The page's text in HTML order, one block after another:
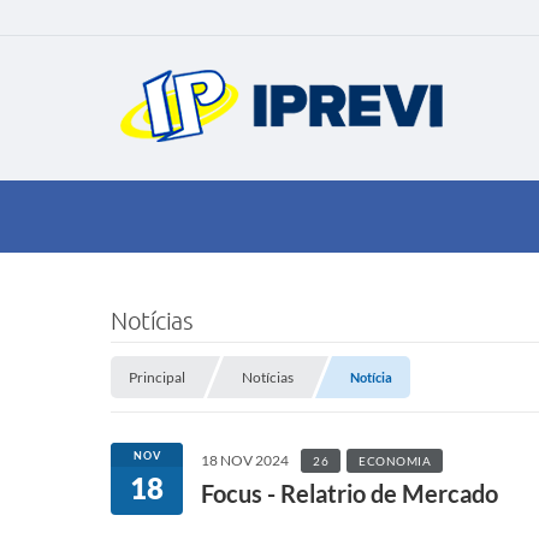
Notícias
Principal Notícias Notícia
NOV
18
18 NOV 2024 26 ECONOMIA
Focus - Relatrio de Mercado